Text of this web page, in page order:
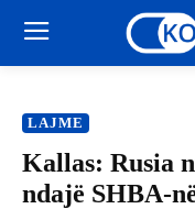
LAJME
Kallas: Rusia
ndajë SHBA-